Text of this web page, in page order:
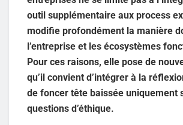
outil supplémentaire aux process
modifie profondément la manière
l’entreprise et les écosystèmes
Pour ces raisons, elle pose de
qu’il convient d’intégrer à la
de foncer tête baissée uniquement
questions d’éthique.